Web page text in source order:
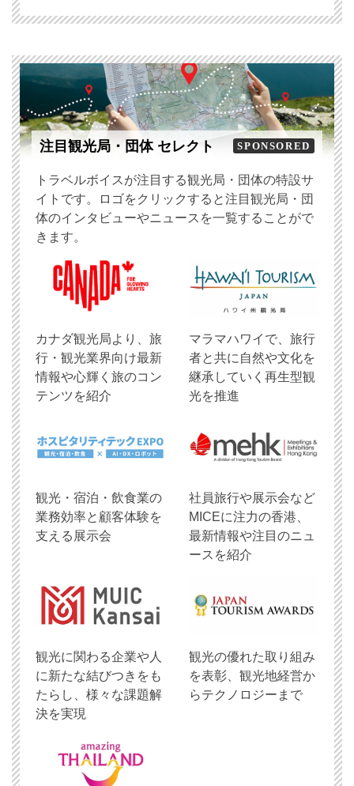
注目観光局・団体 セレクト SPONSORED
トラベルボイスが注目する観光局・団体の特設サ
イトです。ロゴをクリックすると注目観光局・団
体のインタビューやニュースを一覧することがで
きます。
​カナダ観光局より、旅
行・観光業界向け最新
情報や心輝く旅のコン
テンツを紹介
マラマハワイで、旅行
者と共に自然や文化を
継承していく再生型観
光を推進
観光・宿泊・飲食業の
業務効率と顧客体験を
支える展示会
社員旅行や展示会など
MICEに注力の香港、
最新情報や注目のニュ
ースを紹介
観光に関わる企業や人
に新たな結びつきをも
たらし、様々な課題解
決を実現
観光の優れた取り組み
を表彰、観光地経営か
らテクノロジーまで